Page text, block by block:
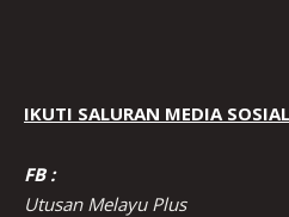
IKUTI SALURAN MEDIA
FB :
Utusan Melayu Plus